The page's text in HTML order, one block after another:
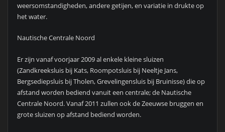
weersomstandigheden, andere getijen, en variatie in drukte op
het water.
Nautische Centrale Noord
Er zijn vanaf voorjaar 2009 al enkele kleine sluizen
(Zandkreeksluis bij Kats, Roompotsluis bij Neeltje Jans,
Bergsediepsluis bij Tholen, Grevelingensluis bij Bruinisse) die op
afstand worden bediend vanuit een centrale; de Nautische
Centrale Noord. Vanaf 2011 zullen ook de Zeeuwse bruggen en
grote sluizen op afstand bediend worden.